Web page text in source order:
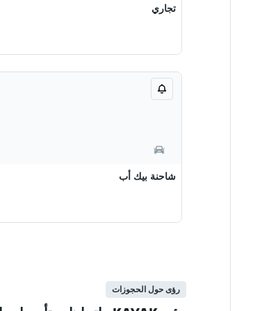
تجاري
شاحنة بيك أب
رؤى حول الحجوزات